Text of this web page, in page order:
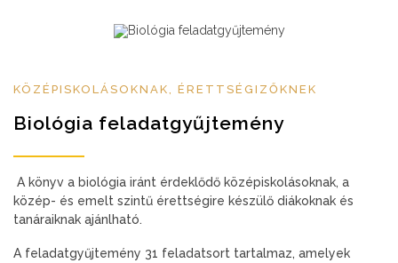
KÖZÉPISKOLÁSOKNAK, ÉRETTSÉGIZŐKNEK
Biológia feladatgyűjtemény
A könyv a biológia iránt érdeklődő középiskolásoknak, a
közép- és emelt szintű érettségire készülő diákoknak és
tanáraiknak ajánlható.
A feladatgyűjtemény 31 feladatsort tartalmaz, amelyek